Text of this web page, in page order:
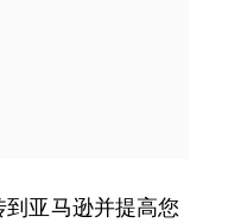
亚马逊并提高您